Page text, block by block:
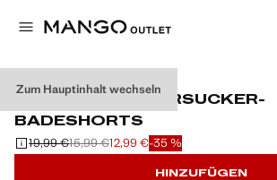
Zum Hauptinhalt wechseln
GESTREIFTE SEERSUCKER-
BADESHORTS
Ausgangspreis durchgestrichen [19,99 € ]
19,99 €
Zweiter Preis durchgestrichen [15,99 € ]
15,99 €
Aktueller Preis [12,99 € ]
12,99 €-35 %
Wählen Sie eine Farbe
HINZUFÜGEN